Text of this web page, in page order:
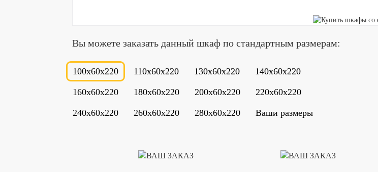
Вы можете заказать данный шкаф по стандартным размерам:
100x60x220 110x60x220 130x60x220 140x60x220
160x60x220 180x60x220 200x60x220 220x60x220
240x60x220 260x60x220 280x60x220 Ваши размеры